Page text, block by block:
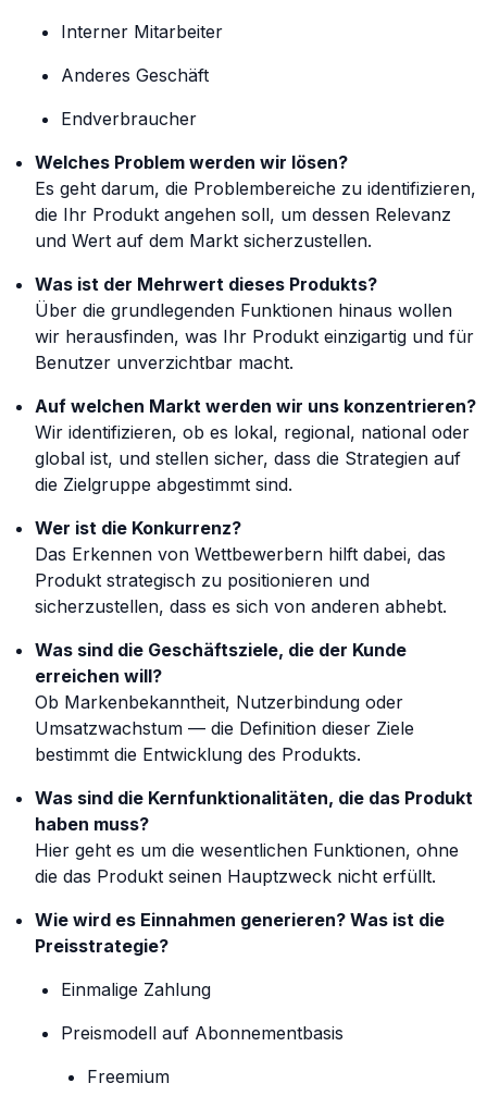
Interner Mitarbeiter
Anderes Geschäft
Endverbraucher
Welches Problem werden wir lösen?
Es geht darum, die Problembereiche zu identifizieren,
die Ihr Produkt angehen soll, um dessen Relevanz
und Wert auf dem Markt sicherzustellen.
Was ist der Mehrwert dieses Produkts?
Über die grundlegenden Funktionen hinaus wollen
wir herausfinden, was Ihr Produkt einzigartig und für
Benutzer unverzichtbar macht.
Auf welchen Markt werden wir uns konzentrieren?
Wir identifizieren, ob es lokal, regional, national oder
global ist, und stellen sicher, dass die Strategien auf
die Zielgruppe abgestimmt sind.
Wer ist die Konkurrenz?
Das Erkennen von Wettbewerbern hilft dabei, das
Produkt strategisch zu positionieren und
sicherzustellen, dass es sich von anderen abhebt.
Was sind die Geschäftsziele, die der Kunde
erreichen will?
Ob Markenbekanntheit, Nutzerbindung oder
Umsatzwachstum — die Definition dieser Ziele
bestimmt die Entwicklung des Produkts.
Was sind die Kernfunktionalitäten, die das Produkt
haben muss?
Hier geht es um die wesentlichen Funktionen, ohne
die das Produkt seinen Hauptzweck nicht erfüllt.
Wie wird es Einnahmen generieren? Was ist die
Preisstrategie?
Einmalige Zahlung
Preismodell auf Abonnementbasis
Freemium